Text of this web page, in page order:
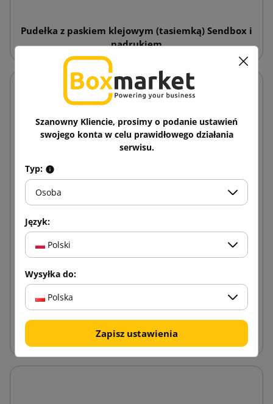
Pudełka z paskiem klejowym (tasiemką) Sendbox i
nadrukiem
nadrukiem
Szanowny Kliencie, prosimy o podanie ustawień
swojego konta w celu prawidłowego działania
serwisu.
Typ:
Osoba
Język:
Polski
Wysyłka do:
Polska
Zapisz ustawienia